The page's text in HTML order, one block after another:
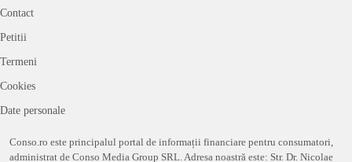
Contact
Petitii
Termeni
Cookies
Date personale
Conso.ro este principalul portal de informații financiare pentru consumatori,
administrat de Conso Media Group SRL. Adresa noastră este: Str. Dr. Nicolae